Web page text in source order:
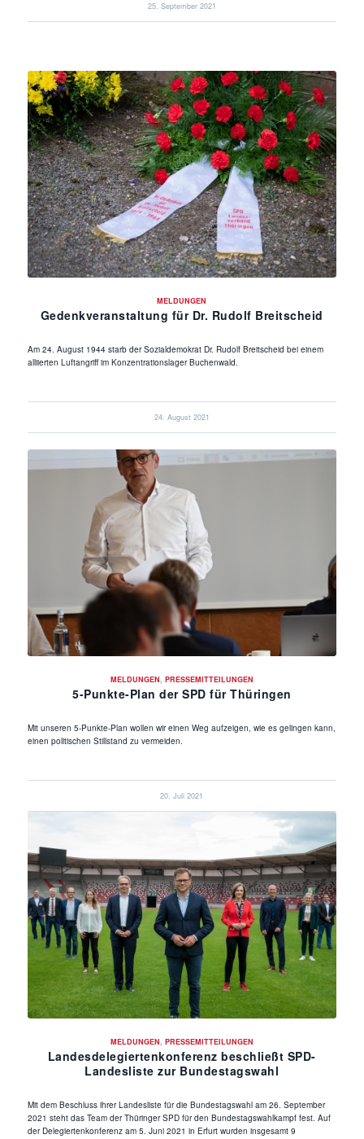
25. September 2021
MELDUNGEN
Gedenkveranstaltung für Dr. Rudolf Breitscheid
Am 24. August 1944 starb der Sozialdemokrat Dr. Rudolf Breitscheid bei einem
alliierten Luftangriff im Konzentrationslager Buchenwald.
24. August 2021
MELDUNGEN, PRESSEMITTEILUNGEN
5-Punkte-Plan der SPD für Thüringen
Mit unseren 5-Punkte-Plan wollen wir einen Weg aufzeigen, wie es gelingen kann,
einen politischen Stillstand zu vermeiden.
20. Juli 2021
MELDUNGEN, PRESSEMITTEILUNGEN
Landesdelegiertenkonferenz beschließt SPD-
Landesliste zur Bundestagswahl
Mit dem Beschluss ihrer Landesliste für die Bundestagswahl am 26. September
2021 steht das Team der Thüringer SPD für den Bundestagswahlkampf fest. Auf
der Delegiertenkonferenz am 5. Juni 2021 in Erfurt wurden insgesamt 9